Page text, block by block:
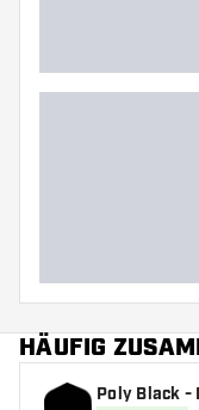
HÄUFIG
Poly Black -